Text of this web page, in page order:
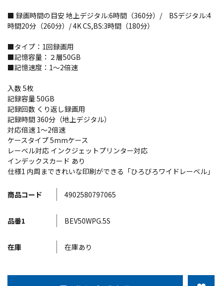
商品コード 4902580797065
品番1 BEV50WPG.5S
在庫 在庫あり
■ 録画時間の目安 地上デジタル:6時間（360分）/ BSデジタル:4
時間20分（260分）/ 4K CS,BS:3時間（180分）
■タイプ：1回録画用
■記憶容量：２層50GB
■記憶速度：1～2倍速
入数 5枚
記録容量 50GB
記録回数 くり返し録画用
記録時間 360分（地上デジタル）
対応倍速 1～2倍速
ケースタイプ 5mmケース
レーベル対応 インクジェットプリンター対応
インデックスカード あり
仕様1 内周まできれいな印刷ができる「ひろびろワイドレーベル」